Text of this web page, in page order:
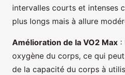
intervalles courts et intenses
plus longs mais à allure
Amélioration de la VO2 Max :
oxygène du corps, ce qui
de la capacité du corps à